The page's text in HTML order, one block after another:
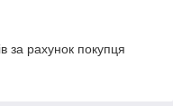
за рахунок покупця